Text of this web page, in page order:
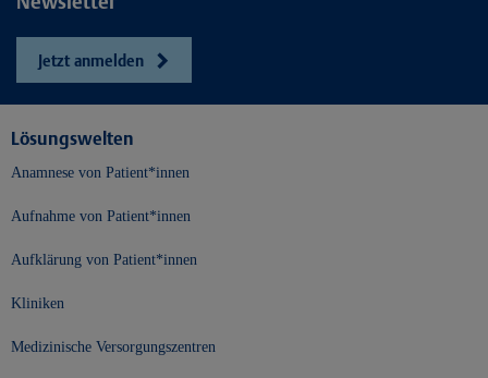
Jetzt anmelden
Lösungswelten
Anamnese von Patient*innen
Aufnahme von Patient*innen
Aufklärung von Patient*innen
Kliniken
Medizinische Versorgungszentren